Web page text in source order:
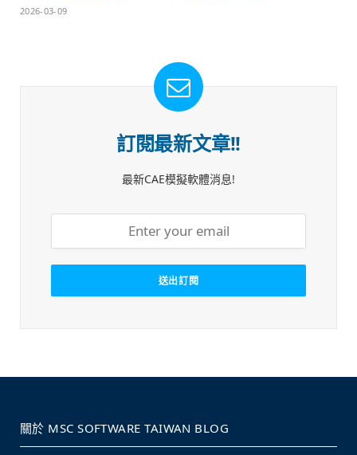
2026-03-09
訂閱最新文章!!
最新CAE模擬軟體消息!
關於 MSC SOFTWARE TAIWAN BLOG